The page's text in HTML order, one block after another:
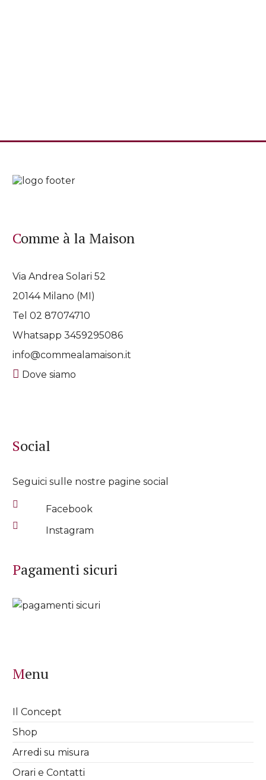
Comme à la Maison
Via Andrea Solari 52
20144 Milano (MI)
Tel 02 87074710
Whatsapp3459295086
info@commealamaison.it
Dove siamo
Social
Seguici sulle nostre pagine social
Facebook
Instagram
Pagamenti sicuri
Menu
Il Concept
Shop
Arredi su misura
Orari e Contatti